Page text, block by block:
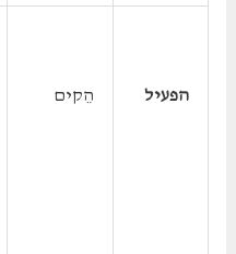
הפעיל הֵקים